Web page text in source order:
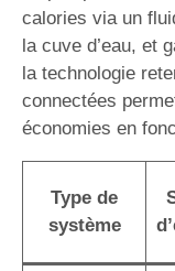
calories via un
la cuve d’eau, et
la technologie
connectées
économies en
Type de
système